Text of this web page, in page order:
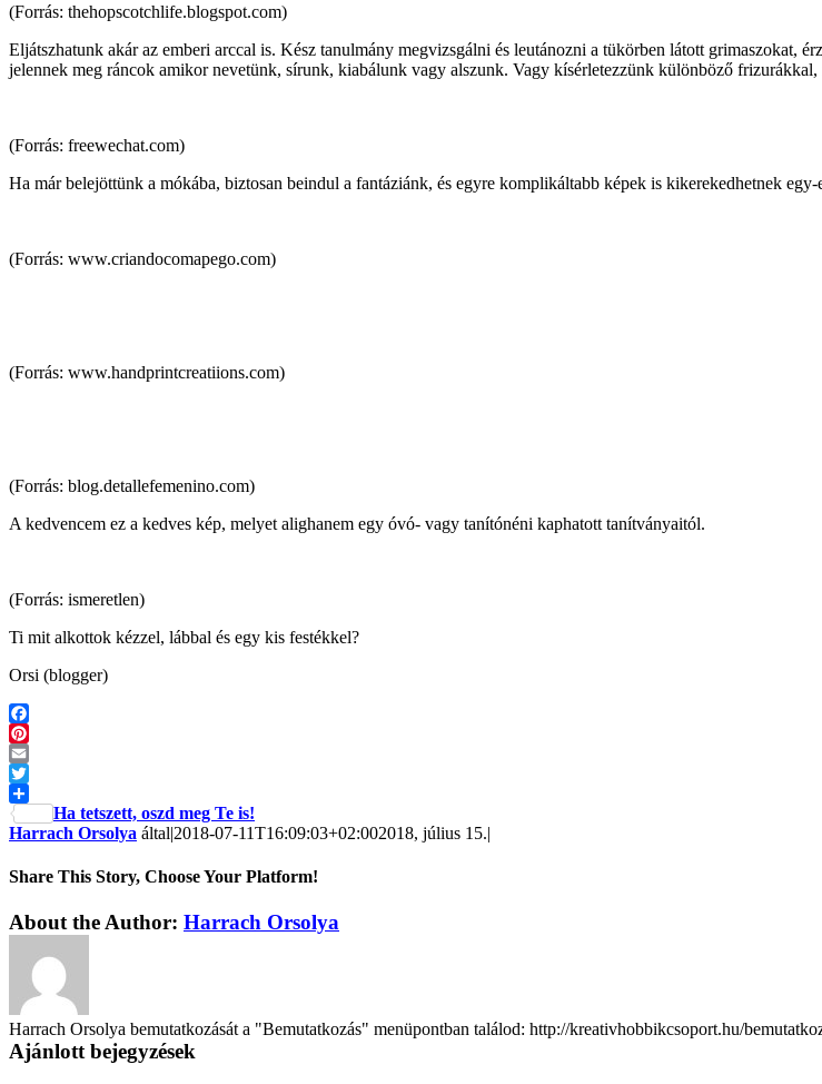
(Forrás: thehopscotchlife.blogspot.com)
Eljátszhatunk akár az emberi arccal is. Kész tanulmány megvizsgálni és leutánozni a tükörben látott grimaszokat,
jelennek meg ráncok amikor nevetünk, sírunk, kiabálunk vagy alszunk. Vagy kísérletezzünk különböző
(Forrás: freewechat.com)
Ha már belejöttünk a mókába, biztosan beindul a fantáziánk, és egyre komplikáltabb képek is kikerekedhetnek
(Forrás: www.criandocomapego.com)
(Forrás: www.handprintcreatiions.com)
(Forrás: blog.detallefemenino.com)
A kedvencem ez a kedves kép, melyet alighanem egy óvó- vagy tanítónéni kaphatott tanítványaitól.
(Forrás: ismeretlen)
Ti mit alkottok kézzel, lábbal és egy kis festékkel?
Orsi (blogger)
Facebook
Pinterest
Email
Twitter
Ha tetszett, oszd meg Te is!
Harrach Orsolya által|2018-07-11T16:09:03+02:002018, július 15.|
Share This Story, Choose Your Platform!
About the Author: Harrach Orsolya
Harrach Orsolya bemutatkozását a "Bemutatkozás" menüpontban találod: http://kreativhobbikcsoport.hu/
Ajánlott bejegyzések